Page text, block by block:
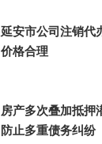
延安市公司注销代
价格合理
房产多次叠加抵押
防止多重债务纠纷